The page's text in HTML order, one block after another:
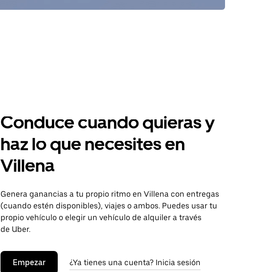
Conduce cuando quieras y
haz lo que necesites en
Villena
Genera ganancias a tu propio ritmo en Villena con entregas
(cuando estén disponibles), viajes o ambos. Puedes usar tu
propio vehículo o elegir un vehículo de alquiler a través
de Uber.
Empezar ¿Ya tienes una cuenta? Inicia sesión